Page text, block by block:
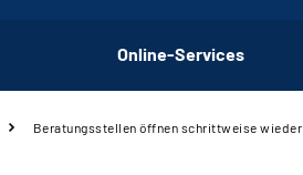
Online-Services
Beratungsstellen öffnen schrittweise wieder